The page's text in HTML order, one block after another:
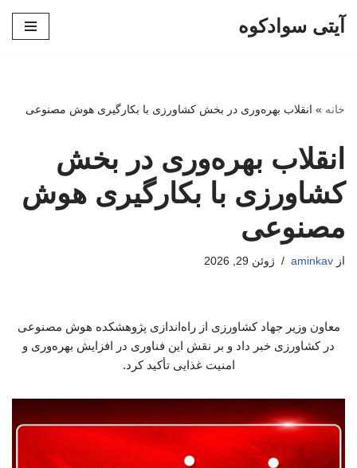
آیتی سوادکوه
خانه » انقلاب بهره‌وری در بخش کشاورزی با بکارگیری هوش مصنوعی
انقلاب بهره‌وری در بخش
کشاورزی با بکارگیری هوش
مصنوعی
از aminkav ژوئن 29, 2026
معاون وزیر جهاد کشاورزی از راه‌اندازی پژوهشکده هوش مصنوعی
در کشاورزی خبر داد و بر نقش این فناوری در افزایش بهره‌وری و
امنیت غذایی تأکید کرد.